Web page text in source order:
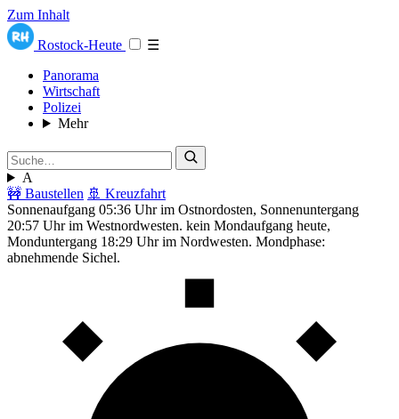
Zum Inhalt
Rostock-Heute
☰
Panorama
Wirtschaft
Polizei
Mehr
A
🚧 Baustellen 🚢 Kreuzfahrt
Sonnenaufgang 05:36 Uhr im Ostnordosten, Sonnenuntergang
20:57 Uhr im Westnordwesten. kein Mondaufgang heute,
Monduntergang 18:29 Uhr im Nordwesten. Mondphase:
abnehmende Sichel.